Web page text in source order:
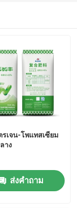
รเจน-โพแทสเซียม
าง
ส่งคำถาม